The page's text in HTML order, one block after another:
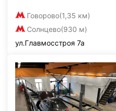
Говорово(1,35 км)
Солнцево(930 м)
ул.Главмосстроя 7а